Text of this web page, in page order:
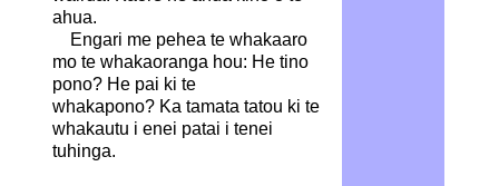
ahua.
Engari me pehea te whakaaro
mo te whakaoranga hou: He tino
pono? He pai ki te
whakapono? Ka tamata tatou ki te
whakautu i enei patai i tenei
tuhinga.